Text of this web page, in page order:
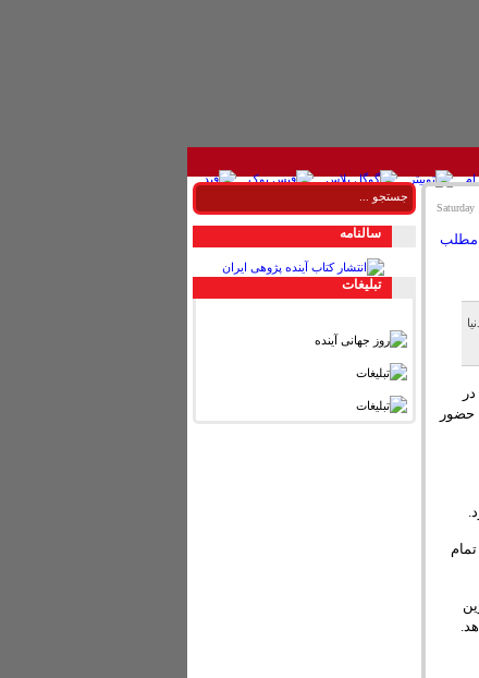
حضور
سالنامه
تبليغات